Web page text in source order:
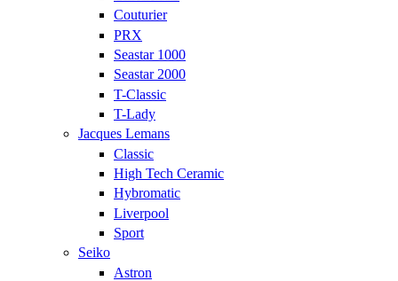
Couturier
PRX
Seastar 1000
Seastar 2000
T-Classic
T-Lady
Jacques Lemans
Classic
High Tech Ceramic
Hybromatic
Liverpool
Sport
Seiko
Astron